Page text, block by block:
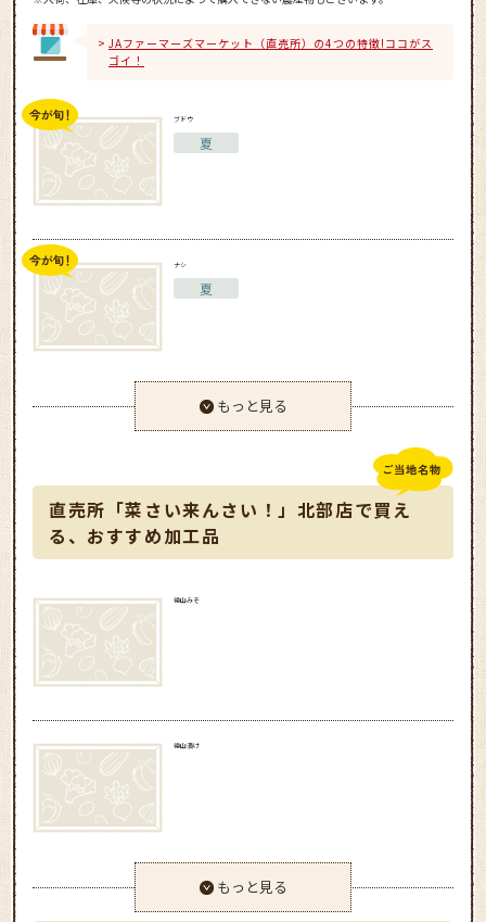
JAファーマーズマーケット（直売所）の4つの特徴!ココがス
ゴイ！
ブドウ
夏
ナシ
夏
もっと見る
直売所「菜さい来んさい！」北部店で買え
る、おすすめ加工品
徳山みそ
徳山漬け
もっと見る